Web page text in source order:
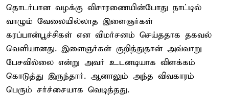
தொடர்பான வழக்கு விசாரணையின்போது நாட்டில்
வாழும் வேலையில்லாத இளைஞர்கள்
கரப்பான்பூச்சிகள் என விமர்சனம் செய்ததாக தகவல்
வெளியானது. இளைஞர்கள் குறித்துதான் அவ்வாறு
பேசவில்லை என்று அவர் உடனடியாக விளக்கம்
கொடுத்து இருந்தார். ஆனாலும் அந்த விவகாரம்
பெரும் சர்ச்சையாக வெடித்தது.